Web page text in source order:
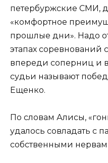
петербуржские СМИ,
«комфортное
прошлые дни». Надо
этапах соревнований
впереди соперниц и
судьи называют
Ещенко.
По словам Алисы,
удалось совладать с
собственными